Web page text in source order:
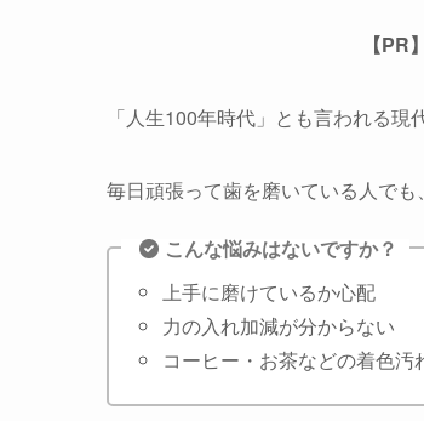
【
「人生100年時代」とも言われる現
毎日頑張って歯を磨いている人でも、
こんな悩みはないですか？
上手に磨けているか心配
力の入れ加減が分からない
コーヒー・お茶などの着色汚